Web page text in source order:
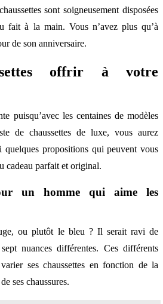
sont soigneusement disposées
fait à la main. Vous n’avez plus qu’à
de son anniversaire.
offrir à votre
puisqu’avec les centaines de modèles
de chaussettes de luxe, vous aurez
quelques propositions qui peuvent vous
cadeau parfait et original.
un homme qui aime les
ou plutôt le bleu ? Il serait ravi de
nuances différentes. Ces différents
ses chaussettes en fonction de la
ses chaussures.